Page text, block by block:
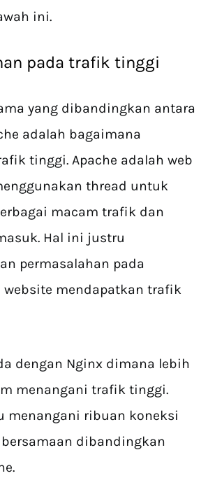
ini.
pada trafik tinggi
yang dibandingkan antara
adalah bagaimana
tinggi. Apache adalah web
thread untuk
macam trafik dan
Hal ini justru
permasalahan pada
website mendapatkan trafik
dengan Nginx dimana lebih
menangani trafik tinggi.
menangani ribuan koneksi
dibandingkan